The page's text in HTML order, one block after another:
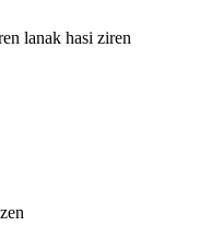
lanak hasi ziren